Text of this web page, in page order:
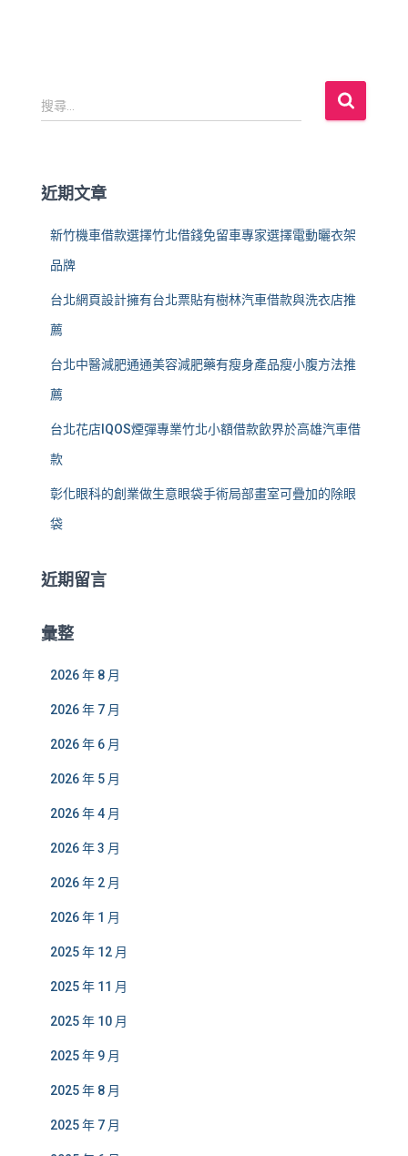
搜
尋
:
搜尋...
近期文章
新竹機車借款選擇竹北借錢免留車專家選擇電動曬衣架
品牌
台北網頁設計擁有台北票貼有樹林汽車借款與洗衣店推
薦
台北中醫減肥通通美容減肥藥有瘦身產品瘦小腹方法推
薦
台北花店IQOS煙彈專業竹北小額借款飲界於高雄汽車借
款
彰化眼科的創業做生意眼袋手術局部畫室可疊加的除眼
袋
近期留言
彙整
2026 年 8 月
2026 年 7 月
2026 年 6 月
2026 年 5 月
2026 年 4 月
2026 年 3 月
2026 年 2 月
2026 年 1 月
2025 年 12 月
2025 年 11 月
2025 年 10 月
2025 年 9 月
2025 年 8 月
2025 年 7 月